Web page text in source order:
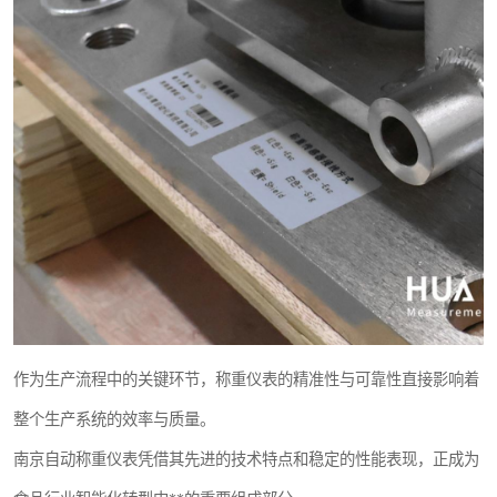
作为生产流程中的关键环节，称重仪表的精准性与可靠性直接影响着
整个生产系统的效率与质量。
南京自动称重仪表凭借其先进的技术特点和稳定的性能表现，正成为